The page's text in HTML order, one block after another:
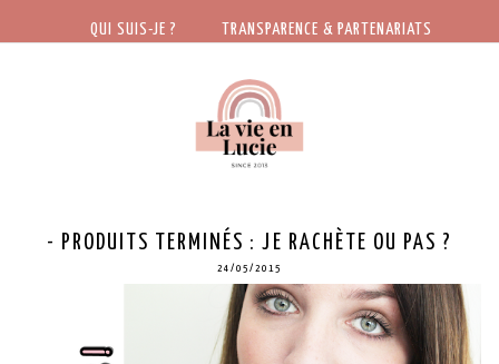
- PRODUITS TERMINÉS : JE RACHÈTE OU PAS ?
24/05/2015
QUI SUIS-JE ? TRANSPARENCE & PARTENARIATS